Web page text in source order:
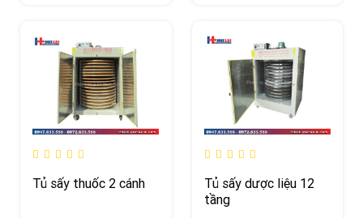
Tủ sấy thuốc 2 cánh
Tủ sấy dược liệu 12
tầng